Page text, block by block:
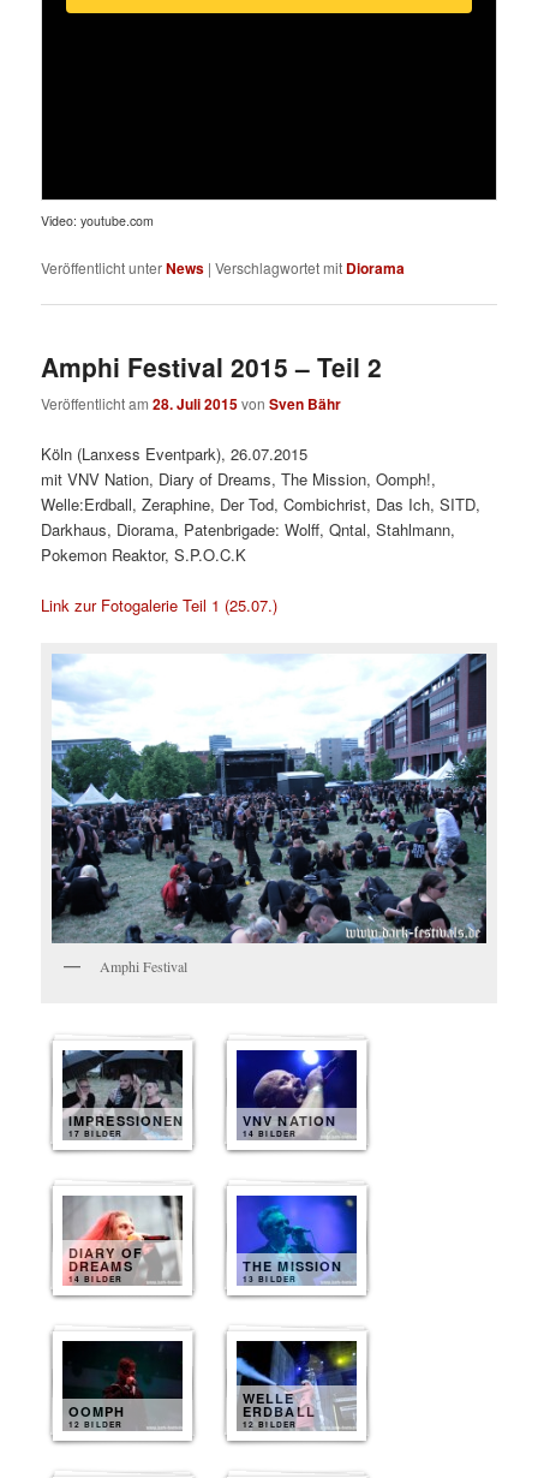
Video: youtube.com
Veröffentlicht unterNews |Verschlagwortet mit Diorama
Amphi Festival 2015 – Teil 2
Veröffentlicht am28. Juli 2015vonSven Bähr
Köln (Lanxess Eventpark), 26.07.2015
mit VNV Nation, Diary of Dreams, The Mission, Oomph!,
Welle:Erdball, Zeraphine, Der Tod, Combichrist, Das Ich, SITD,
Darkhaus, Diorama, Patenbrigade: Wolff, Qntal, Stahlmann,
Pokemon Reaktor, S.P.O.C.K
Link zur Fotogalerie Teil 1 (25.07.)
Amphi Festival
IMPRESSIONEN
17 BILDER
VNV NATION
14 BILDER
DIARY OF
DREAMS
14 BILDER
THE MISSION
13 BILDER
OOMPH
12 BILDER
WELLE
ERDBALL
12 BILDER